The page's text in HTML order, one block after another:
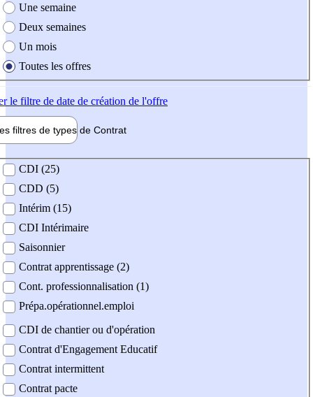
Une semaine
Deux semaines
Un mois
Toutes les offres
le filtre de date de création de l'offre
filtres de types de Contrat
contrat
CDI (25)
CDD (5)
Intérim (15)
CDI Intérimaire
Saisonnier
Contrat apprentissage (2)
Cont. professionnalisation (1)
Prépa.opérationnel.emploi
CDI de chantier ou d'opération
Contrat d'Engagement Educatif
Contrat intermittent
Contrat pacte